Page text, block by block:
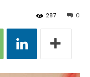
0
287